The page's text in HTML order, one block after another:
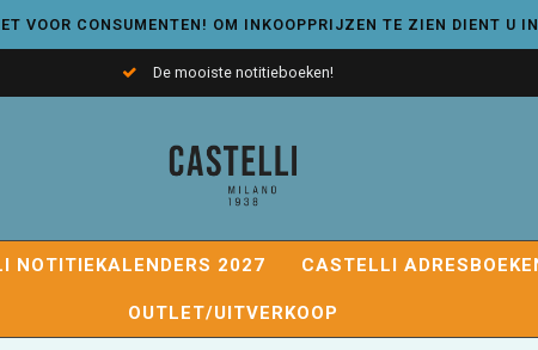
VOOR CONSUMENTEN! OM INKOOPPRIJZEN TE ZIEN DIENT U
De mooiste notitieboeken!
NOTITIEKALENDERS 2027 CASTELLI
OUTLET/UITVERKOOP